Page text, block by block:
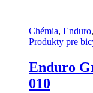
Chémia, Enduro,
Produkty pre
Enduro
010